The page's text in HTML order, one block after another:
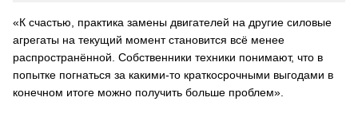
«К счастью, практика замены двигателей на другие силовые
агрегаты на текущий момент становится всё менее
распространённой. Собственники техники понимают, что в
попытке погнаться за какими-то краткосрочными выгодами в
конечном итоге можно получить больше проблем».